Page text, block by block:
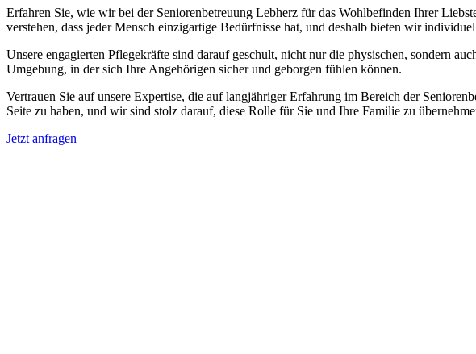
Erfahren Sie, wie wir bei der Seniorenbetreuung Lebherz für das Wohlbefinden Ihrer
verstehen, dass jeder Mensch einzigartige Bedürfnisse hat, und deshalb bieten wir
Unsere engagierten Pflegekräfte sind darauf geschult, nicht nur die physischen, sondern
Umgebung, in der sich Ihre Angehörigen sicher und geborgen fühlen können.
Vertrauen Sie auf unsere Expertise, die auf langjähriger Erfahrung im Bereich der
Seite zu haben, und wir sind stolz darauf, diese Rolle für Sie und Ihre Familie zu
Jetzt anfragen